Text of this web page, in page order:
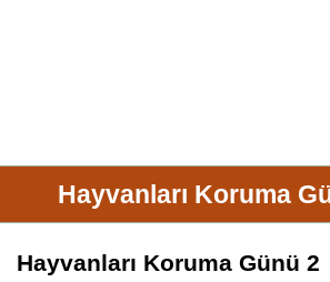
Hayvanları Koruma
Hayvanları Koruma Günü 2